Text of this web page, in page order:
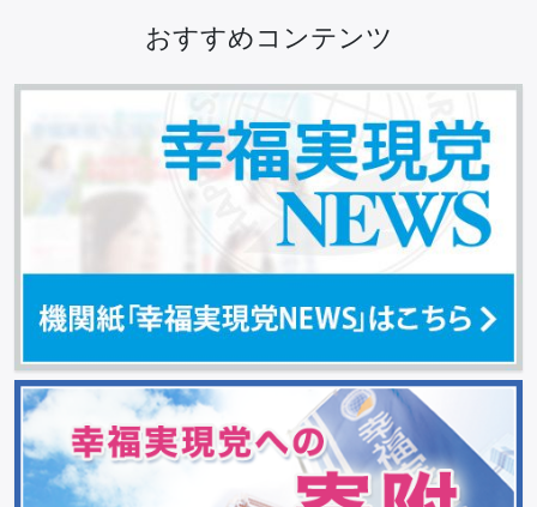
おすすめコンテンツ